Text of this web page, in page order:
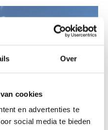
Over
cookies
en advertenties te
social media te bieden